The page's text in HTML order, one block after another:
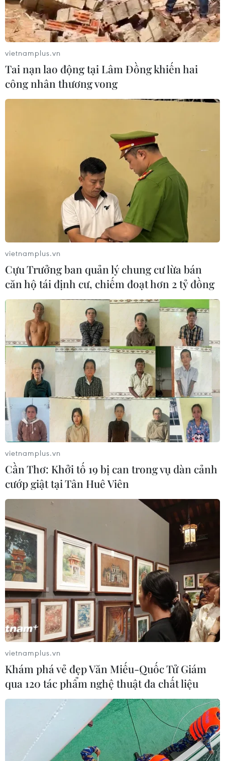
Bộ trưởng Dầu mỏ của Venezuela lên kế
Bộ trưởng Dầu mỏ Venezuela Manuel Quevedo ngày
17/3 tuyên bố đang lên hoạch thăm Nga trong vòng vài
tuần tới để mở một văn phòng của công ty năng lượng
PDVSA của Venezuela tại Moskva.
Venezuela có thể chuyển lượng dầu thô
dành cho Mỹ sang Nga
19/03/2019 02:12
Quan chức Venezuela tuyên bố nước này có thể chuyển
lượng dầu thô vốn được dành cho Mỹ, khách hàng lớn
nhất của Venezuela, sang Nga và các thị trường khác.
vietnamplus.vn
Tai nạn lao động tại Lâm Đồng khiến hai
công nhân thương vong
vietnamplus.vn
Cựu Trưởng ban quản lý chung cư lừa bán
căn hộ tái định cư, chiếm đoạt hơn 2 tỷ đồng
vietnamplus.vn
Cần Thơ: Khởi tố 19 bị can trong vụ dàn cảnh
cướp giật tại Tân Huê Viên
vietnamplus.vn
Khám phá vẻ đẹp Văn Miếu-Quốc Tử Giám
qua 120 tác phẩm nghệ thuật đa chất liệu